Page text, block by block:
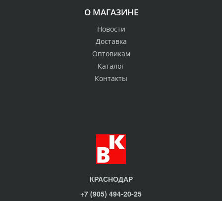
О МАГАЗИНЕ
Новости
Доставка
Оптовикам
Каталог
Контакты
КРАСНОДАР
+7 (905) 494-20-25